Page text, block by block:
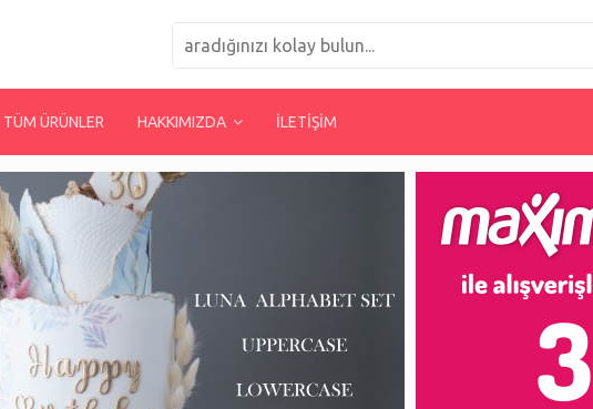
TÜM ÜRÜNLER HAKKIMIZDA İLETİŞİM